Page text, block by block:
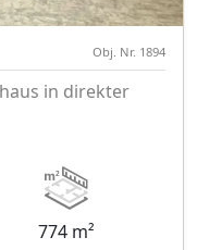
Obj. Nr. 1894
in direkter
774 m²